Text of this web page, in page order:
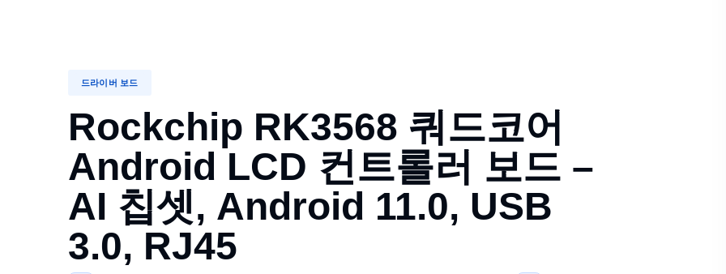
드라이버 보드
Rockchip RK3568 쿼드코어
Android LCD 컨트롤러 보드 –
AI 칩셋, Android 11.0, USB
3.0, RJ45